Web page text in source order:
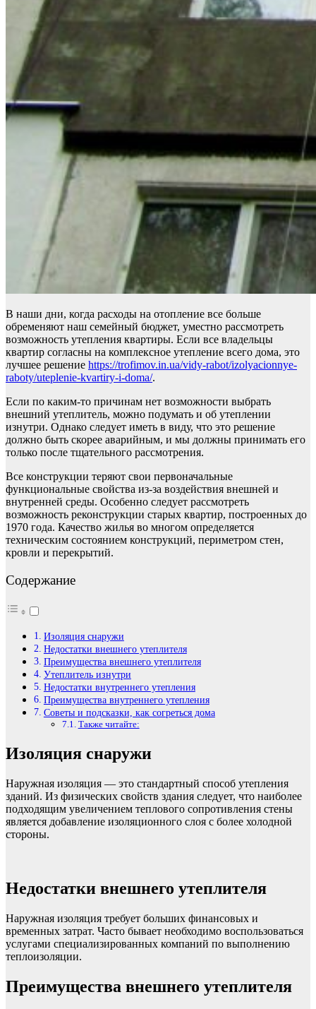
В наши дни, когда расходы на отопление все больше
обременяют наш семейный бюджет, уместно рассмотреть
возможность утепления квартиры. Если все владельцы
квартир согласны на комплексное утепление всего дома, это
лучшее решение https://trofimov.in.ua/vidy-rabot/izolyacionnye-
raboty/uteplenie-kvartiry-i-doma/.
Если по каким-то причинам нет возможности выбрать
внешний утеплитель, можно подумать и об утеплении
изнутри. Однако следует иметь в виду, что это решение
должно быть скорее аварийным, и мы должны принимать его
только после тщательного рассмотрения.
Все конструкции теряют свои первоначальные
функциональные свойства из-за воздействия внешней и
внутренней среды. Особенно следует рассмотреть
возможность реконструкции старых квартир, построенных до
1970 года. Качество жилья во многом определяется
техническим состоянием конструкций, периметром стен,
кровли и перекрытий.
Содержание
Изоляция снаружи
Недостатки внешнего утеплителя
Преимущества внешнего утеплителя
Утеплитель изнутри
Недостатки внутреннего утепления
Преимущества внутреннего утепления
Советы и подсказки, как согреться дома
Также читайте:
Изоляция снаружи
Наружная изоляция — это стандартный способ утепления
зданий. Из физических свойств здания следует, что наиболее
подходящим увеличением теплового сопротивления стены
является добавление изоляционного слоя с более холодной
стороны.
Недостатки внешнего утеплителя
Наружная изоляция требует больших финансовых и
временных затрат. Часто бывает необходимо воспользоваться
услугами специализированных компаний по выполнению
теплоизоляции.
Преимущества внешнего утеплителя